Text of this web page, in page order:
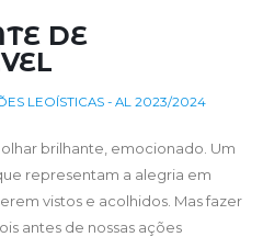
DE
LEOÍSTICAS - AL 2023/2024
brilhante, emocionado. Um
representam a alegria em
vistos e acolhidos. Mas fazer
antes de nossas ações